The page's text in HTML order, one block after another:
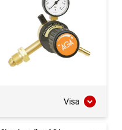
Visa